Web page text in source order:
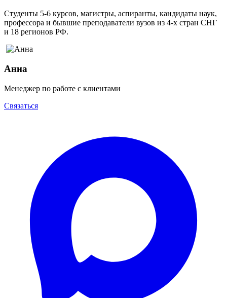
Студенты 5-6 курсов, магистры, аспиранты, кандидаты наук,
профессора и бывшие преподаватели вузов из 4-х стран СНГ
и 18 регионов РФ.
Анна
Менеджер по работе с клиентами
Связаться